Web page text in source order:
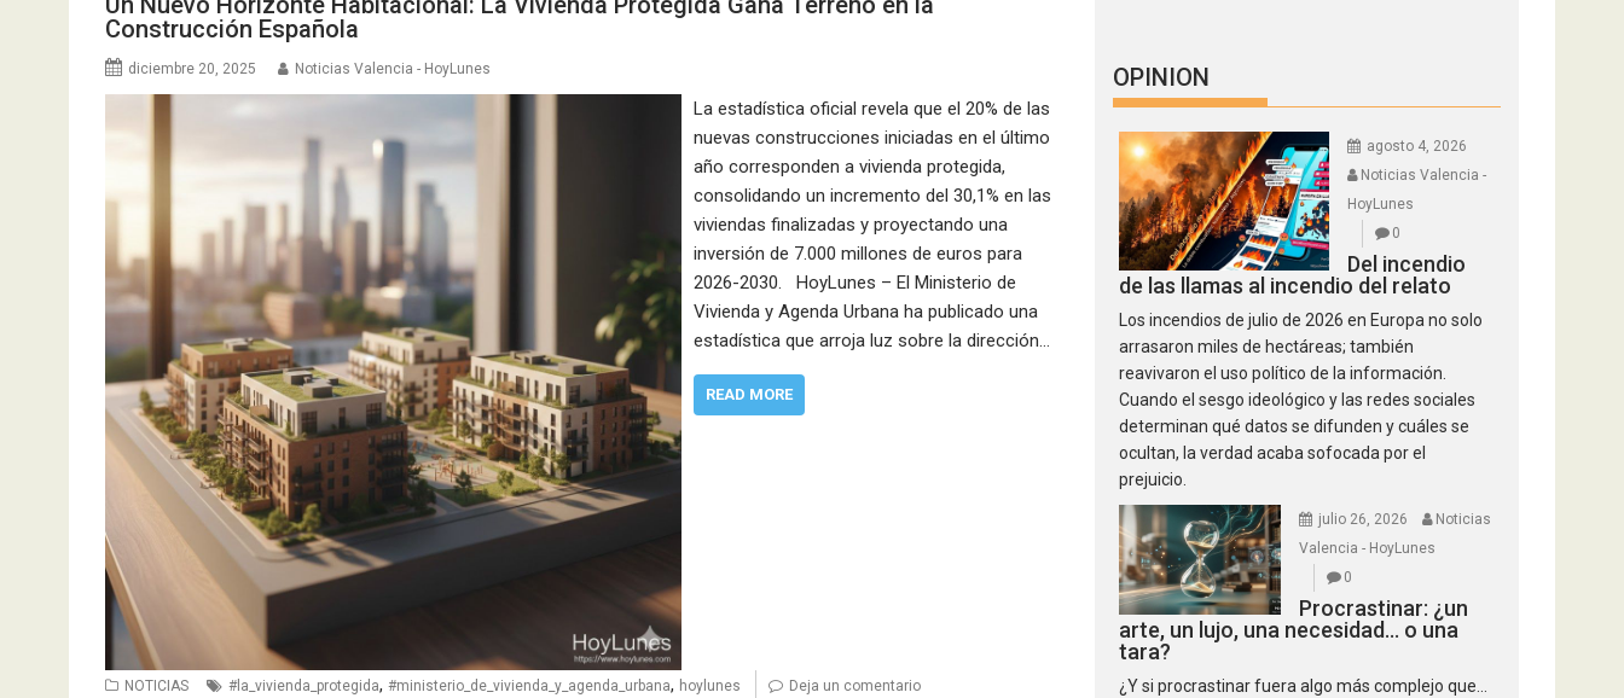
Construcción Española
diciembre 20, 2025 Noticias Valencia - HoyLunes
La estadística oficial revela que el 20% de las
nuevas construcciones iniciadas en el último
año corresponden a vivienda protegida,
consolidando un incremento del 30,1% en las
viviendas finalizadas y proyectando una
inversión de 7.000 millones de euros para
2026-2030. HoyLunes – El Ministerio de
Vivienda y Agenda Urbana ha publicado una
estadística que arroja luz sobre la dirección…
READ MORE
NOTICIAS #la_vivienda_protegida, #ministerio_de_vivienda_y_agenda_urbana, hoylunes Deja un comentario
OPINION
agosto 4, 2026
Noticias Valencia -
HoyLunes
0
Del incendio
de las llamas al incendio del relato
Los incendios de julio de 2026 en Europa no solo
arrasaron miles de hectáreas; también
reavivaron el uso político de la información.
Cuando el sesgo ideológico y las redes sociales
determinan qué datos se difunden y cuáles se
ocultan, la verdad acaba sofocada por el
prejuicio.
julio 26, 2026
Noticias
Valencia - HoyLunes
0
Procrastinar: ¿un
arte, un lujo, una necesidad… o una
tara?
¿Y si procrastinar fuera algo más complejo que...